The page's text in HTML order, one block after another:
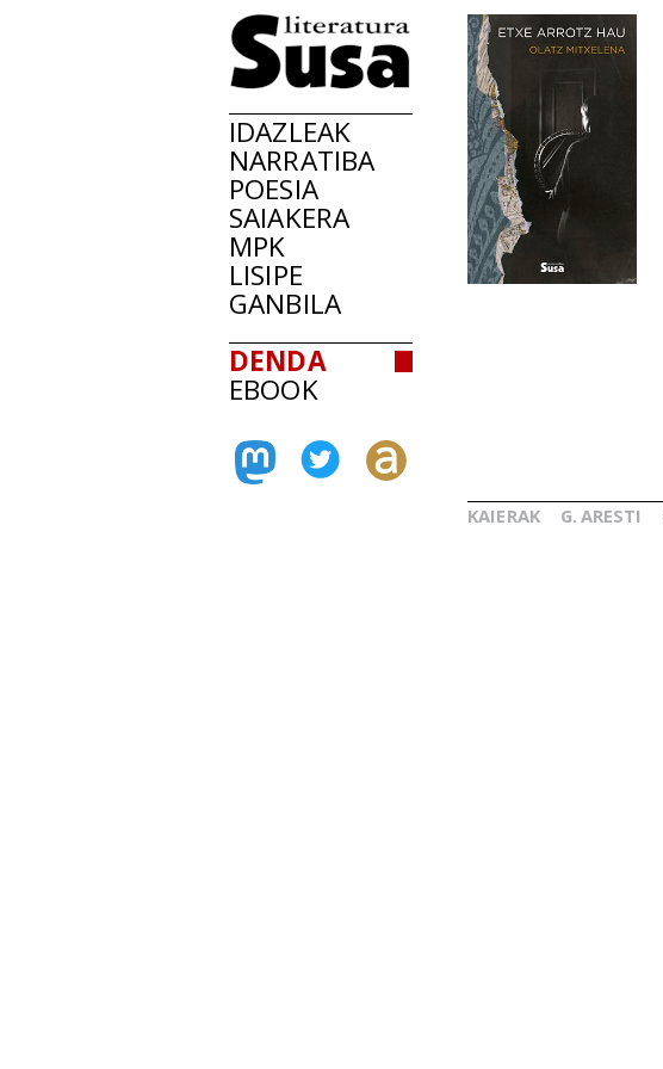
IDAZLEAK
NARRATIBA
POESIA
SAIAKERA
MPK
LISIPE
GANBILA
DENDA
EBOOK
KAIERAK G. ARESTI